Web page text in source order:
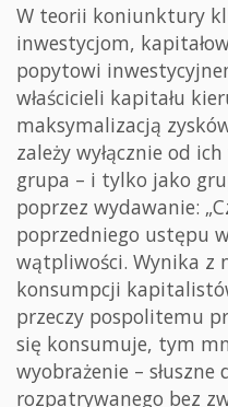
W teorii koniunktury
inwestycjom,
popytowi
właścicieli kapitału
maksymalizacją
zależy wyłącznie od
grupa – i tylko jako
poprzez wydawanie:
poprzedniego ustępu
wątpliwości. Wynika z
konsumpcji
przeczy pospolitemu
się konsumuje, tym
wyobrażenie –
rozpatrywanego bez